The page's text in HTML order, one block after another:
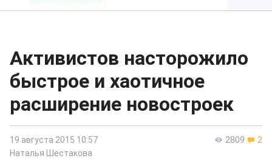
Активистов насторожило
быстрое и хаотичное
расширение новостроек
2809 2
19 августа 2015 10:57
Наталья Шестакова